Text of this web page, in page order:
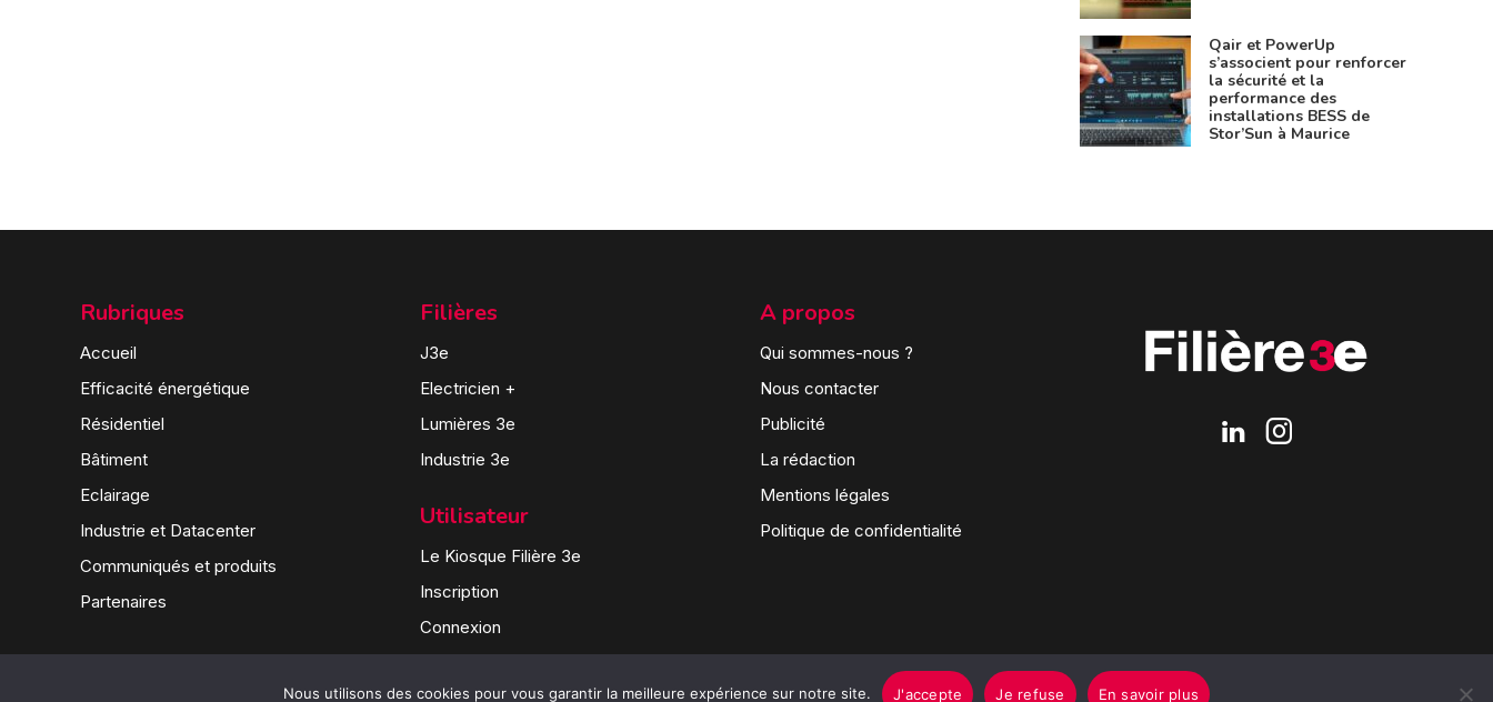
Qair et PowerUp
s’associent pour renforcer
la sécurité et la
performance des
installations BESS de
Stor’Sun à Maurice
Rubriques
Accueil
Efficacité énergétique
Résidentiel
Bâtiment
Eclairage
Industrie et Datacenter
Communiqués et produits
Partenaires
Filières
J3e
Electricien +
Lumières 3e
Industrie 3e
Utilisateur
Le Kiosque Filière 3e
Inscription
Connexion
A propos
Qui sommes-nous ?
Nous contacter
Publicité
La rédaction
Mentions légales
Politique de confidentialité
Nous utilisons des cookies pour vous garantir la meilleure expérience sur notre site. J'accepte Je refuse En savoir plus